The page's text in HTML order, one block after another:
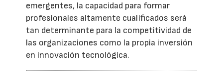
emergentes, la capacidad para formar
profesionales altamente cualificados será
tan determinante para la competitividad de
las organizaciones como la propia inversión
en innovación tecnológica.